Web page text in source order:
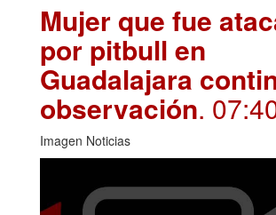
Mujer que fue
por pitbull en
Guadalajara
observación.
Imagen Noticias